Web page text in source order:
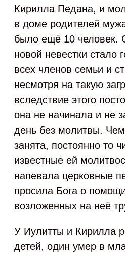
Кирилла Педана, и
в доме родителей
было ещё 10 человек.
новой невестки стало
всех членов семьи и
несмотря на такую
вследствие этого
она не начинала и не
день без молитвы.
занята, постоянно то
известные ей
напевала церковные
просила Бога о
возложенных на неё
У Иулитты и Кирилла
детей, один умер в